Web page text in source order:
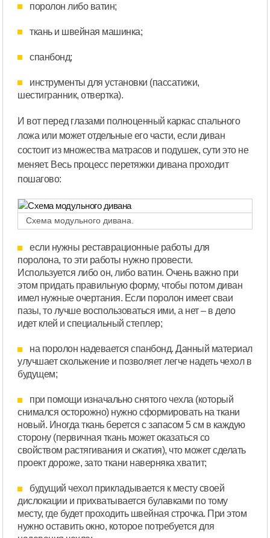
поролон либо ватин;
ткань и швейная машинка;
спанбонд;
инструменты для установки (пассатижи,
шестигранник, отвертка).
И вот перед глазами полноценный каркас спального
ложа или может отдельные его части, если диван
состоит из множества матрасов и подушек, сути это не
меняет. Весь процесс перетяжки дивана проходит
пошагово:
Схема модульного дивана.
если нужны реставрационные работы для
поролона, то эти работы нужно провести.
Используется либо он, либо ватин. Очень важно при
этом придать правильную форму, чтобы потом диван
имел нужные очертания. Если поролон имеет сваи
пазы, то лучше воспользоваться ими, а нет – в дело
идет клей и специальный степлер;
на поролон надевается спанбонд. Данный материал
улучшает скольжение и позволяет легче надеть чехол в
будущем;
при помощи изначально снятого чехла (который
снимался осторожно) нужно сформировать на ткани
новый. Иногда ткань берется с запасом 5 см в каждую
сторону (первичная ткань может оказаться со
свойством растягивания и сжатия), что может сделать
проект дороже, зато ткани наверняка хватит;
будущий чехол прикладывается к месту своей
дислокации и прихватывается булавками по тому
месту, где будет проходить швейная строчка. При этом
нужно оставить окно, которое потребуется для